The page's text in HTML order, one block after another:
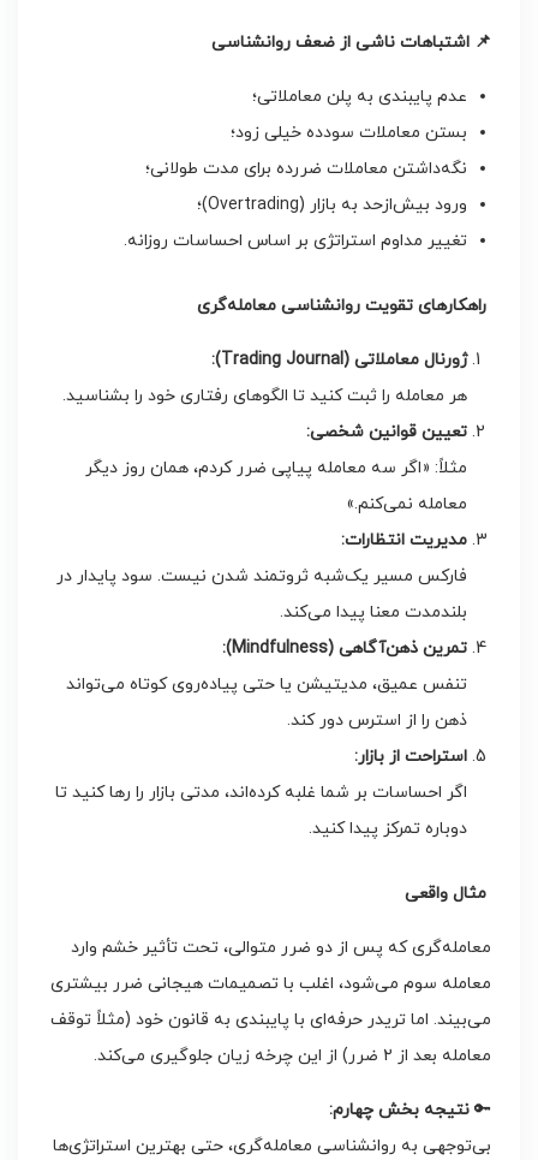
📌 اشتباهات ناشی از ضعف روانشناسی
عدم پایبندی به پلن معاملاتی؛
بستن معاملات سودده خیلی زود؛
نگه‌داشتن معاملات ضررده برای مدت طولانی؛
ورود بیش‌ازحد به بازار (Overtrading)؛
تغییر مداوم استراتژی بر اساس احساسات روزانه.
راهکارهای تقویت روانشناسی معامله‌گری
ژورنال معاملاتی (Trading Journal):
هر معامله را ثبت کنید تا الگوهای رفتاری خود را بشناسید.
تعیین قوانین شخصی:
مثلاً: «اگر سه معامله پیاپی ضرر کردم، همان روز دیگر
معامله نمی‌کنم.»
مدیریت انتظارات:
فارکس مسیر یک‌شبه ثروتمند شدن نیست. سود پایدار در
بلندمدت معنا پیدا می‌کند.
تمرین ذهن‌آگاهی (Mindfulness):
تنفس عمیق، مدیتیشن یا حتی پیاده‌روی کوتاه می‌تواند
ذهن را از استرس دور کند.
استراحت از بازار:
اگر احساسات بر شما غلبه کرده‌اند، مدتی بازار را رها کنید تا
دوباره تمرکز پیدا کنید.
مثال واقعی
معامله‌گری که پس از دو ضرر متوالی، تحت تأثیر خشم وارد
معامله سوم می‌شود، اغلب با تصمیمات هیجانی ضرر بیشتری
می‌بیند. اما تریدر حرفه‌ای با پایبندی به قانون خود (مثلاً توقف
معامله بعد از ۲ ضرر) از این چرخه زیان جلوگیری می‌کند.
🔑 نتیجه بخش چهارم:
بی‌توجهی به روانشناسی معامله‌گری، حتی بهترین استراتژی‌ها